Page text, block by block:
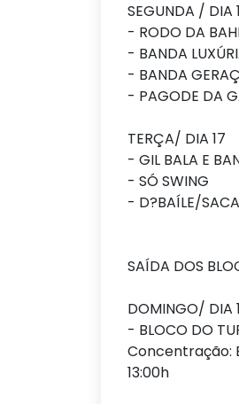
SEGUNDA /
- RODO DA
- BANDA
- BANDA
- PAGODE DA
TERÇA/ DIA 17
- GIL BALA E
- SÓ SWING
- D?BAÍLE/
SAÍDA DOS
DOMINGO/ DIA
- BLOCO DO
Concentração:
13:00h